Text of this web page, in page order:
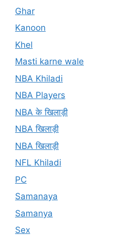
Ghar
Kanoon
Khel
Masti karne wale
NBA Khiladi
NBA Players
NBA के खिलाड़ी
NBA खिलाड़ी
NBA खिलाड़ी
NFL Khiladi
PC
Samanaya
Samanya
Sex